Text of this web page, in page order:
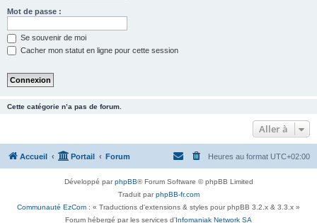
Mot de passe :
Se souvenir de moi
Cacher mon statut en ligne pour cette session
Cette catégorie n’a pas de forum.
Aller à
Accueil Portail Forum Heures au format UTC+02:00
Développé parphpBB® Forum Software © phpBB Limited
Traduit parphpBB-fr.com
Communauté EzCom : « Traductions d'extensions & styles pour phpBB 3.2.x & 3.3.x »
Forum hébergé par les services d’ Infomaniak Network SA